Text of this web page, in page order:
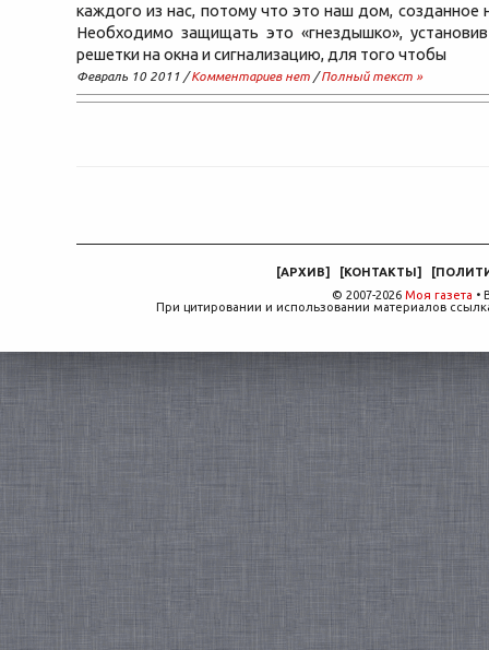
каждого из нас, потому что это наш дом, созданное
Необходимо защищать это «гнездышко»,
решетки на окна и сигнализацию, для того чтобы
Февраль 10 2011 /Комментариев нет /Полный текст »
[АРХИВ] [КОНТАКТЫ] [
© 2007-2026 Моя газета •
При цитировании и использовании материалов